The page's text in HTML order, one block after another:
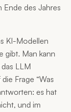
Ende des Jahres
KI-Modellen
gibt. Man kann
LLM
Frage “Was
es hat
und im